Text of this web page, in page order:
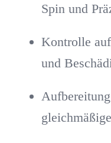
Spin und
Kontrolle
und